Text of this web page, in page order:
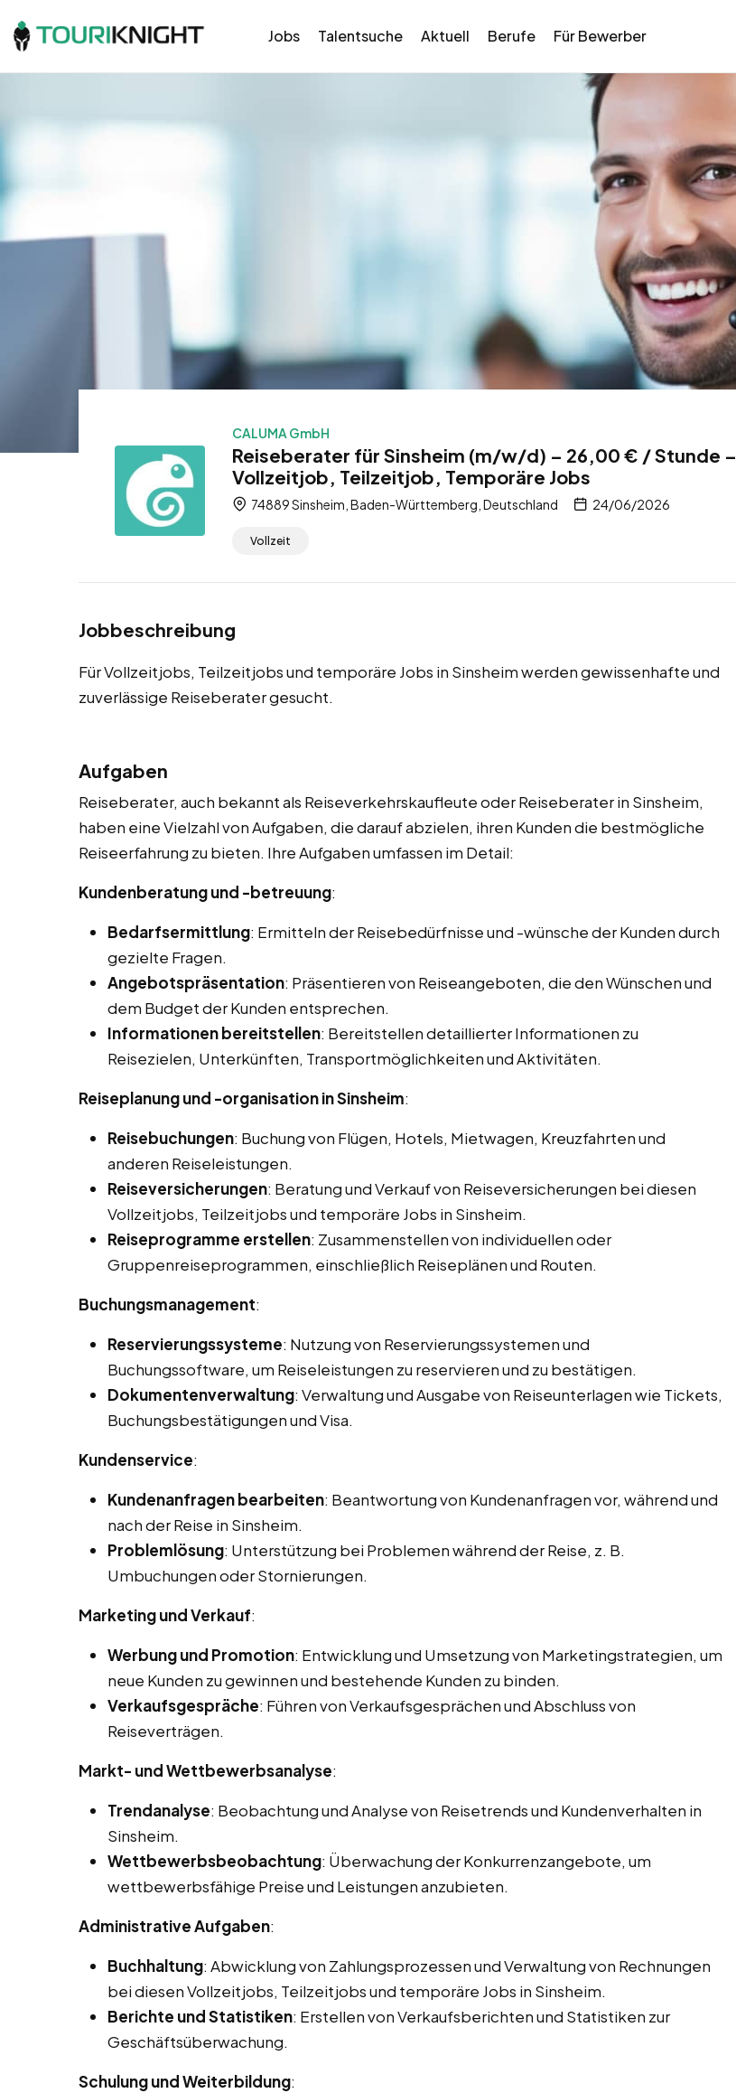
Jobs Talentsuche Aktuell Berufe Für Bewerber
CALUMA GmbH
Reiseberater für Sinsheim (m/w/d) – 26,00 € / Stunde –
Vollzeitjob, Teilzeitjob, Temporäre Jobs
74889 Sinsheim, Baden-Württemberg, Deutschland 24/06/2026
Vollzeit
Jobbeschreibung
Für Vollzeitjobs, Teilzeitjobs und temporäre Jobs in Sinsheim werden gewissenhafte und
zuverlässige Reiseberater gesucht.
Aufgaben
Reiseberater, auch bekannt als Reiseverkehrskaufleute oder Reiseberater in Sinsheim,
haben eine Vielzahl von Aufgaben, die darauf abzielen, ihren Kunden die bestmögliche
Reiseerfahrung zu bieten. Ihre Aufgaben umfassen im Detail:
Kundenberatung und -betreuung:
Bedarfsermittlung: Ermitteln der Reisebedürfnisse und -wünsche der Kunden durch
gezielte Fragen.
Angebotspräsentation: Präsentieren von Reiseangeboten, die den Wünschen und
dem Budget der Kunden entsprechen.
Informationen bereitstellen: Bereitstellen detaillierter Informationen zu
Reisezielen, Unterkünften, Transportmöglichkeiten und Aktivitäten.
Reiseplanung und -organisation in Sinsheim:
Reisebuchungen: Buchung von Flügen, Hotels, Mietwagen, Kreuzfahrten und
anderen Reiseleistungen.
Reiseversicherungen: Beratung und Verkauf von Reiseversicherungen bei diesen
Vollzeitjobs, Teilzeitjobs und temporäre Jobs in Sinsheim.
Reiseprogramme erstellen: Zusammenstellen von individuellen oder
Gruppenreiseprogrammen, einschließlich Reiseplänen und Routen.
Buchungsmanagement:
Reservierungssysteme: Nutzung von Reservierungssystemen und
Buchungssoftware, um Reiseleistungen zu reservieren und zu bestätigen.
Dokumentenverwaltung: Verwaltung und Ausgabe von Reiseunterlagen wie Tickets,
Buchungsbestätigungen und Visa.
Kundenservice:
Kundenanfragen bearbeiten: Beantwortung von Kundenanfragen vor, während und
nach der Reise in Sinsheim.
Problemlösung: Unterstützung bei Problemen während der Reise, z. B.
Umbuchungen oder Stornierungen.
Marketing und Verkauf:
Werbung und Promotion: Entwicklung und Umsetzung von Marketingstrategien, um
neue Kunden zu gewinnen und bestehende Kunden zu binden.
Verkaufsgespräche: Führen von Verkaufsgesprächen und Abschluss von
Reiseverträgen.
Markt- und Wettbewerbsanalyse:
Trendanalyse: Beobachtung und Analyse von Reisetrends und Kundenverhalten in
Sinsheim.
Wettbewerbsbeobachtung: Überwachung der Konkurrenzangebote, um
wettbewerbsfähige Preise und Leistungen anzubieten.
Administrative Aufgaben:
Buchhaltung: Abwicklung von Zahlungsprozessen und Verwaltung von Rechnungen
bei diesen Vollzeitjobs, Teilzeitjobs und temporäre Jobs in Sinsheim.
Berichte und Statistiken: Erstellen von Verkaufsberichten und Statistiken zur
Geschäftsüberwachung.
Schulung und Weiterbildung: